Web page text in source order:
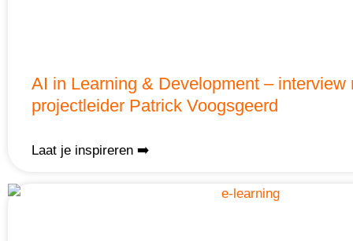
AI in Learning & Development – interview
projectleider Patrick Voogsgeerd
Laat je inspireren ➡️